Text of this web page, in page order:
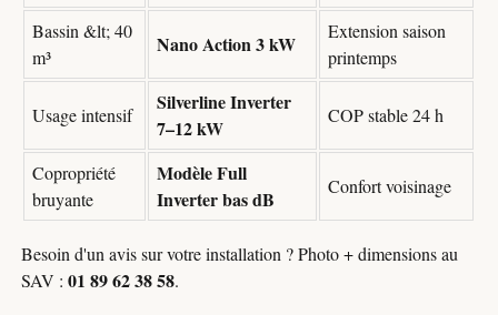
Bassin &lt; 40
m³
Nano Action 3 kW
Extension saison
printemps
Usage intensif
Silverline Inverter
7–12 kW
COP stable 24 h
Copropriété
bruyante
Modèle Full
Inverter bas dB
Confort voisinage
Besoin d'un avis sur votre installation ? Photo + dimensions au
SAV :01 89 62 38 58.